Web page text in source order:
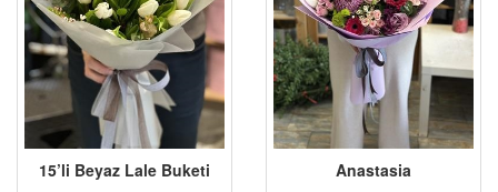
15’li Beyaz Lale Buketi Anastasia